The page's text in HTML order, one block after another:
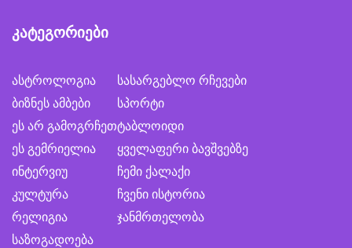
კატეგორიები
ასტროლოგია
ბიზნეს ამბები
ეს არ გამოგრჩეთ
ეს გემრიელია
ინტერვიუ
კულტურა
რელიგია
საზოგადოება
სასარგებლო რჩევები
სპორტი
ტაბლოიდი
ყველაფერი ბავშვებზე
ჩემი ქალაქი
ჩვენი ისტორია
ჯანმრთელობა